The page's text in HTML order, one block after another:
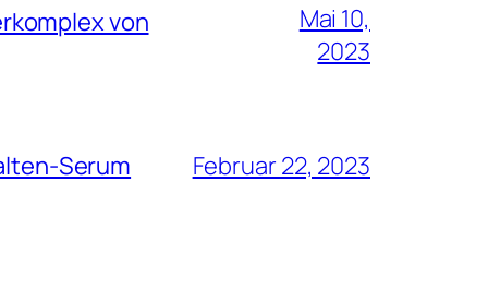
von
Mai 10,
2023
Serum Februar 22, 2023